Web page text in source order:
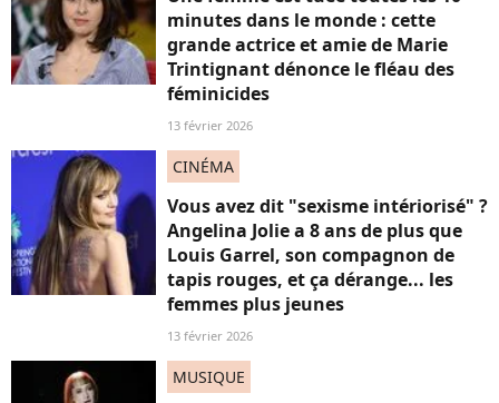
minutes dans le monde : cette
grande actrice et amie de Marie
Trintignant dénonce le fléau des
féminicides
13 février 2026
CINÉMA
Vous avez dit "sexisme intériorisé" ?
Angelina Jolie a 8 ans de plus que
Louis Garrel, son compagnon de
tapis rouges, et ça dérange... les
femmes plus jeunes
13 février 2026
MUSIQUE